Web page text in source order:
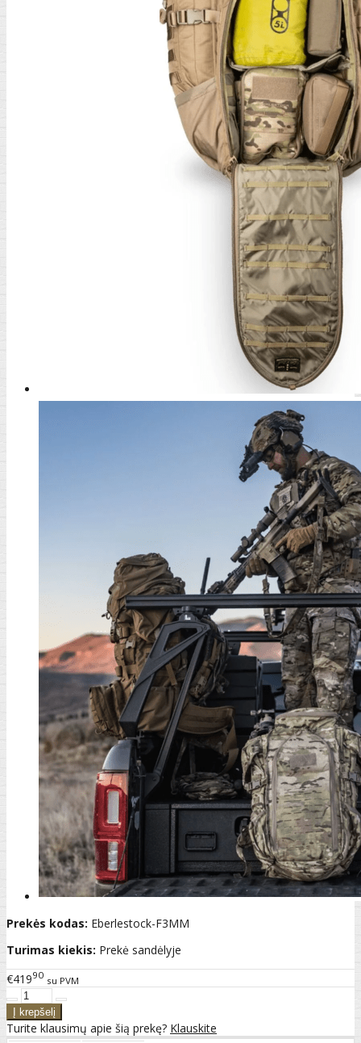
Prekės kodas: Eberlestock-F3MM
Turimas kiekis: Prekė sandėlyje
€41990 su PVM
Turite klausimų apie šią prekę? Klauskite